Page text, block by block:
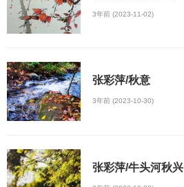
3年前 (2023-11-02)
张彩萍/秋意
3年前 (2023-10-30)
张彩萍/牛头河秋兴